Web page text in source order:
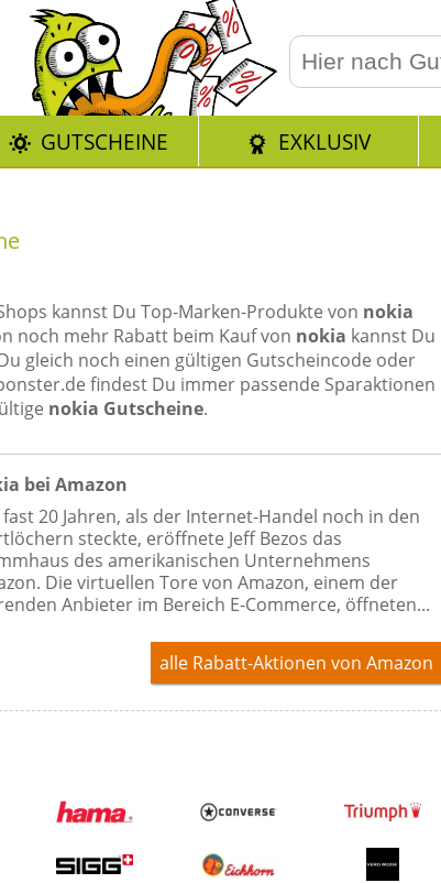
GUTSCHEINE EXKLUSIV
kannst Du Top-Marken-Produkte von nokia
noch mehr Rabatt beim Kauf von nokia kannst Du
gleich noch einen gültigen Gutscheincode oder
findest Du immer passende Sparaktionen
nokia Gutscheine.
bei Amazon
20 Jahren, als der Internet-Handel noch in den
steckte, eröffnete Jeff Bezos das
des amerikanischen Unternehmens
Die virtuellen Tore von Amazon, einem der
Anbieter im Bereich E-Commerce, öffneten...
alle Rabatt-Aktionen von Amazon